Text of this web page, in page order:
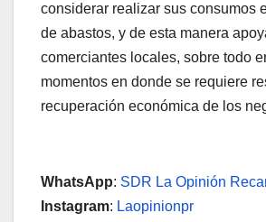
considerar realizar sus consumos
de abastos, y de esta manera
comerciantes locales, sobre todo
momentos en donde se requiere
recuperación económica de los
WhatsApp: SDR La Opinión
Instagram: Laopinionpr